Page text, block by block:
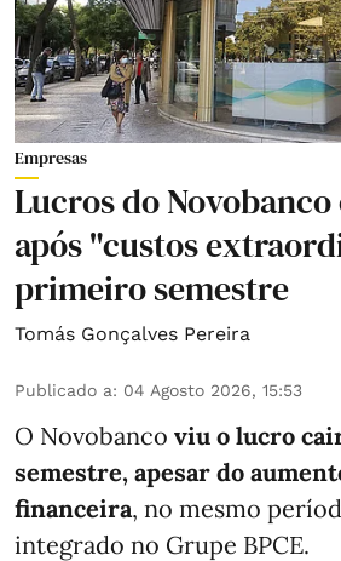
Empresas
Lucros do Novobanco
após "custos
primeiro semestre
Tomás Gonçalves Pereira
Publicado a: 04 Agosto 2026, 15:53
O Novobanco viu o lucro
semestre, apesar do
financeira, no mesmo
integrado no Grupe BPCE.